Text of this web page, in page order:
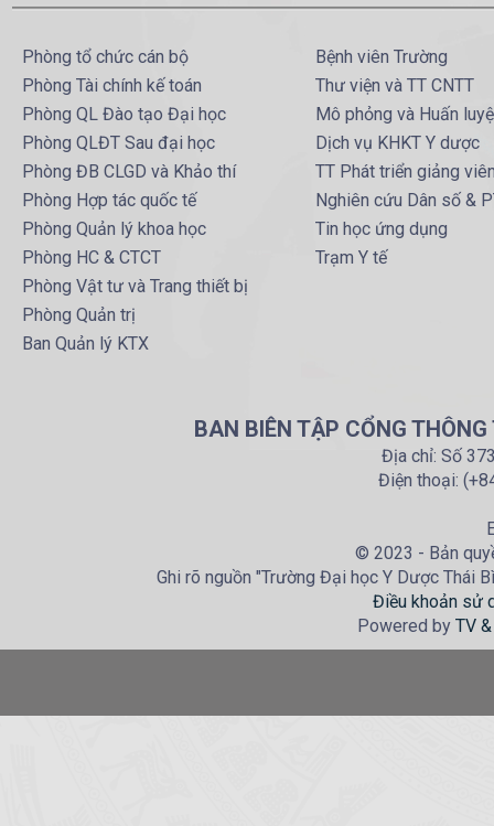
Phòng tổ chức cán bộ
Phòng Tài chính kế toán
Phòng QL Đào tạo Đại học
Phòng QLĐT Sau đại học
Phòng ĐB CLGD và Khảo thí
Phòng Hợp tác quốc tế
Phòng Quản lý khoa học
Phòng HC & CTCT
Phòng Vật tư và Trang thiết bị
Phòng Quản trị
Ban Quản lý KTX
Bệnh viên Trường
Thư viện và TT CNTT
Mô phỏng và Huấn
Dịch vụ KHKT Y dược
TT Phát triển giảng
Nghiên cứu Dân số &
Tin học ứng dụng
Trạm Y tế
BAN BIÊN TẬP CỔNG
Địa chỉ: Số
Điện thoại:
© 2023 - Bản
Ghi rõ nguồn "Trường Đại học Y Dược Thái
Điều khoản sử
Powered by TV